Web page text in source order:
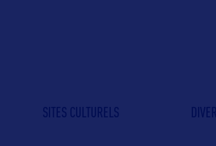
SITES CULTURELS